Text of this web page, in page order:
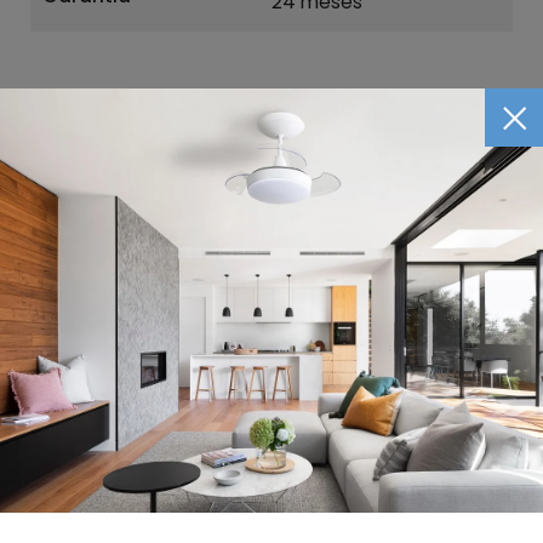
Arquivo AutoCAD
Manual técnico
Compre com quem entende de
ventilação!
Fundada em 1998, através da aquisição da
unidade de ventiladores da Singer, a ALISEU
TECNOLOGIA é uma empresa dedicada ao
mercado de ventiladores de teto. SEU FOCO
ESTÁ NA QUALIDADE, NO DESIGN E NA